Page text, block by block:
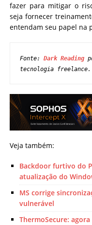
fazer para mitigar o
seja fornecer
entendam seu papel na
Fonte: Dark Reading
tecnologia freelance.
Veja também:
Backdoor furtivo do
atualização do
MS corrige
vulnerável
ThermoSecure: